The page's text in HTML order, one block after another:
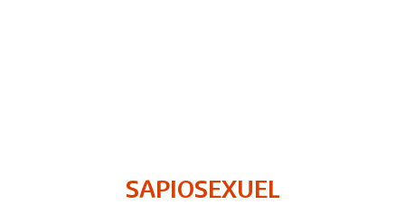
SAPIOSEXUEL